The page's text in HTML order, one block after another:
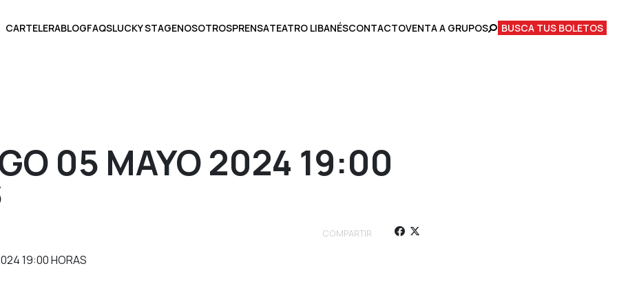
CARTELERABLOGFAQSLUCKY STAGENOSOTROSPRENSATEATRO LIBANÉSCONTACTOVENTA A GRUPOS BUSCA TUS BOLETOS
05 MAYO 2024 19:00
COMPARTIR